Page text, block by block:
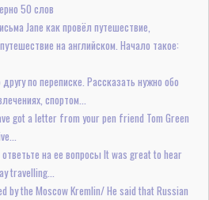
50 слов
Jane как провёл путешествие,
на английском. Начало такое:
по переписке. Рассказать нужно обо
спортом...
got a letter from your pen friend Tom Green
на ее вопросы It was great to hear
travelling...
by the Moscow Kremlin/ He said that Russian